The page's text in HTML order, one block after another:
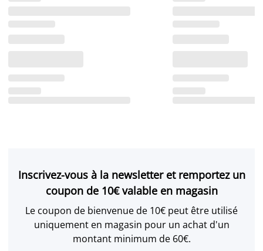
Inscrivez-vous à la newsletter et remportez un
coupon de 10€ valable en magasin
Le coupon de bienvenue de 10€ peut être utilisé
uniquement en magasin pour un achat d'un
montant minimum de 60€.